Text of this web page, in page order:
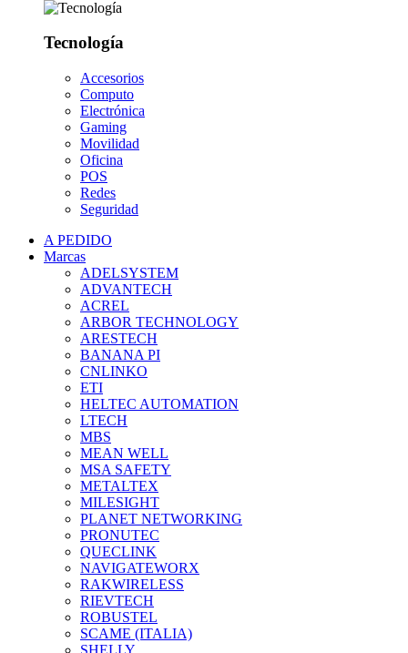
Tecnología
Accesorios
Computo
Electrónica
Gaming
Movilidad
Oficina
POS
Redes
Seguridad
A PEDIDO
Marcas
ADELSYSTEM
ADVANTECH
ACREL
ARBOR TECHNOLOGY
ARESTECH
BANANA PI
CNLINKO
ETI
HELTEC AUTOMATION
LTECH
MBS
MEAN WELL
MSA SAFETY
METALTEX
MILESIGHT
PLANET NETWORKING
PRONUTEC
QUECLINK
NAVIGATEWORX
RAKWIRELESS
RIEVTECH
ROBUSTEL
SCAME (ITALIA)
SHELLY